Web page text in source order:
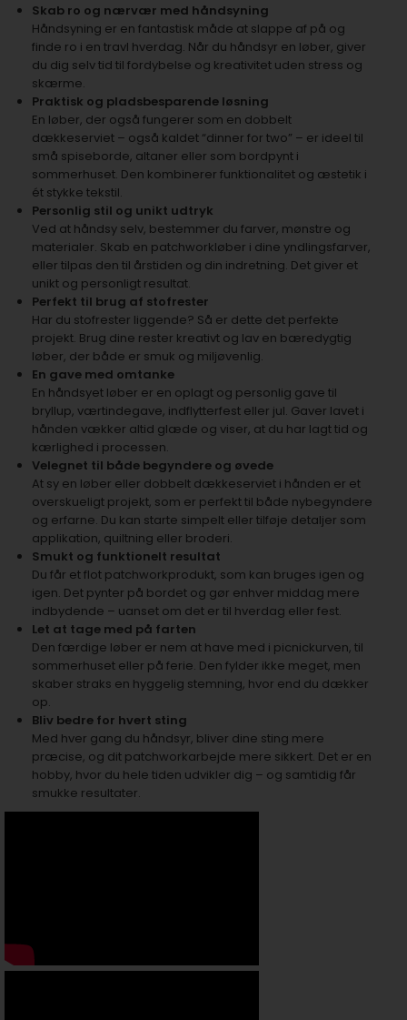
Skab ro og nærvær med håndsyning
Håndsyning er en fantastisk måde at slappe af på og
finde ro i en travl hverdag. Når du håndsyr en løber, giver
du dig selv tid til fordybelse og kreativitet uden stress og
skærme.
Praktisk og pladsbesparende løsning
En løber, der også fungerer som en dobbelt
dækkeserviet – også kaldet “dinner for two” – er ideel til
små spiseborde, altaner eller som bordpynt i
sommerhuset. Den kombinerer funktionalitet og æstetik i
ét stykke tekstil.
Personlig stil og unikt udtryk
Ved at håndsy selv, bestemmer du farver, mønstre og
materialer. Skab en patchworkløber i dine yndlingsfarver,
eller tilpas den til årstiden og din indretning. Det giver et
unikt og personligt resultat.
Perfekt til brug af stofrester
Har du stofrester liggende? Så er dette det perfekte
projekt. Brug dine rester kreativt og lav en bæredygtig
løber, der både er smuk og miljøvenlig.
En gave med omtanke
En håndsyet løber er en oplagt og personlig gave til
bryllup, værtindegave, indflytterfest eller jul. Gaver lavet i
hånden vækker altid glæde og viser, at du har lagt tid og
kærlighed i processen.
Velegnet til både begyndere og øvede
At sy en løber eller dobbelt dækkeserviet i hånden er et
overskueligt projekt, som er perfekt til både nybegyndere
og erfarne. Du kan starte simpelt eller tilføje detaljer som
applikation, quiltning eller broderi.
Smukt og funktionelt resultat
Du får et flot patchworkprodukt, som kan bruges igen og
igen. Det pynter på bordet og gør enhver middag mere
indbydende – uanset om det er til hverdag eller fest.
Let at tage med på farten
Den færdige løber er nem at have med i picnickurven, til
sommerhuset eller på ferie. Den fylder ikke meget, men
skaber straks en hyggelig stemning, hvor end du dækker
op.
Bliv bedre for hvert sting
Med hver gang du håndsyr, bliver dine sting mere
præcise, og dit patchworkarbejde mere sikkert. Det er en
hobby, hvor du hele tiden udvikler dig – og samtidig får
smukke resultater.